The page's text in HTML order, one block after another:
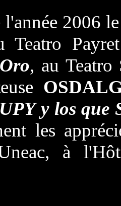
2006
Teatro
, au Teatro
y los que
les
à